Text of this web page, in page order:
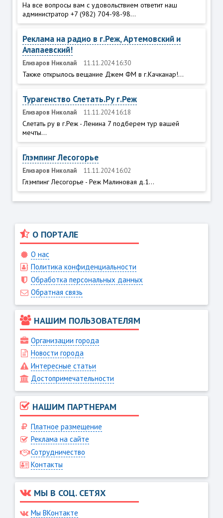
На все вопросы вам с удовольствием ответит наш
администратор +7 (982) 704-98-98...
Реклама на радио в г.Реж, Артемовский и
Алапаевский!
Елизаров Николай 11.11.2024 16:30
Также открылось вещание Джем ФМ в г.Качканар!...
Турагенство Слетать.Ру г.Реж
Елизаров Николай 11.11.2024 16:18
Слетать ру в г.Реж - Ленина 7 подберем тур вашей
мечты...
Глэмпинг Лесогорье
Елизаров Николай 11.11.2024 16:02
Глэмпинг Лесогорье - Реж Малиновая д.1...
О ПОРТАЛЕ
О нас
Политика конфиденциальности
Обработка персональных данных
Обратная связь
НАШИМ ПОЛЬЗОВАТЕЛЯМ
Организации города
Новости города
Интересные статьи
Достопримечательности
НАШИМ ПАРТНЕРАМ
Платное размещение
Реклама на сайте
Сотрудничество
Контакты
МЫ В СОЦ. СЕТЯХ
Мы ВКонтакте